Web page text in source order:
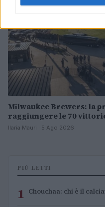
Milwaukee Brewers: la
raggiungere le 70
Ilaria Mauri · 5 Ago 2026
PIÙ LETTI
1 Chouchaa: chi è il